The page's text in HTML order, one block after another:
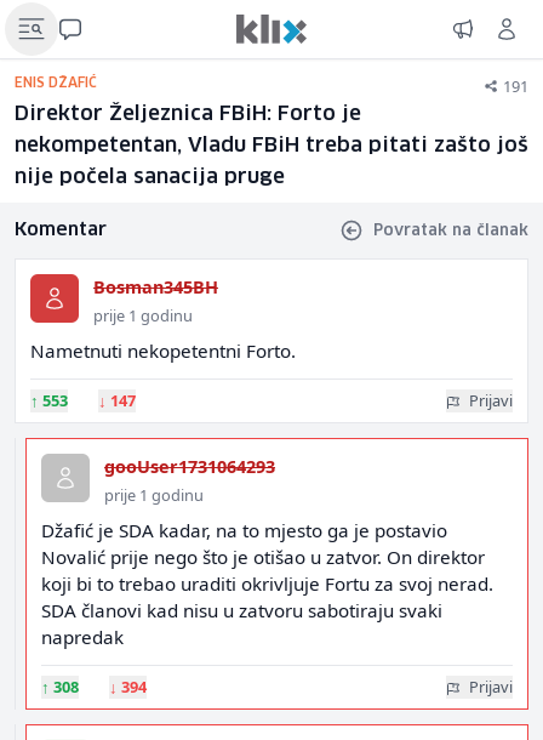
ENIS DŽAFIĆ 191
Direktor Željeznica FBiH: Forto je
nekompetentan, Vladu FBiH treba pitati zašto još
nije počela sanacija pruge
Komentar Povratak na članak
Bosman345BH
prije 1 godinu
Nametnuti nekopetentni Forto.
↑ 553 ↓ 147 Prijavi
gooUser1731064293
prije 1 godinu
Džafić je SDA kadar, na to mjesto ga je postavio
Novalić prije nego što je otišao u zatvor. On direktor
koji bi to trebao uraditi okrivljuje Fortu za svoj nerad.
SDA članovi kad nisu u zatvoru sabotiraju svaki
napredak
↑ 308 ↓ 394 Prijavi